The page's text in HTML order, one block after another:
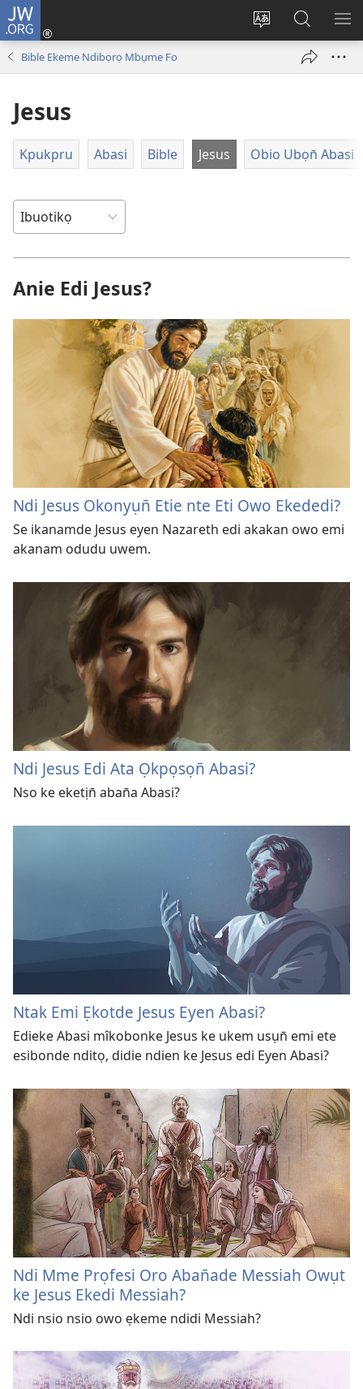
JW.ORG
Kpụhọ
ikpehe
Dụk
(opens
Yom
N̄kpọ
ke
Bible Ekeme Ndibọrọ Mbụme Fo
Jesus
Kpukpru Abasi Bible Jesus Obio Ubọn̄ Abasi
Anie Edi Jesus?
Ndi Jesus Okonyụn̄ Etie nte Eti Owo Ekededi?
Se ikanamde Jesus eyen Nazareth edi akakan owo emi
akanam odudu uwem.
Ndi Jesus Edi Ata Ọkpọsọn̄ Abasi?
Nso ke eketịn̄ aban̄a Abasi?
Ntak Emi Ẹkotde Jesus Eyen Abasi?
Edieke Abasi mîkobonke Jesus ke ukem usụn̄ emi ete
esibonde nditọ, didie ndien ke Jesus edi Eyen Abasi?
Ndi Mme Prọfesi Oro Aban̄ade Messiah Owụt
ke Jesus Ekedi Messiah?
Ndi nsio nsio owo ẹkeme ndidi Messiah?